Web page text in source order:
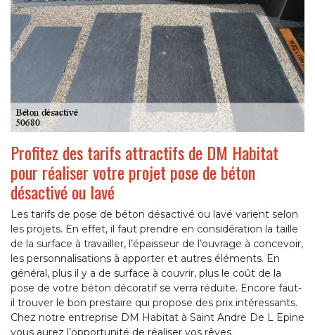
Profitez des tarifs attractifs de DM Habitat
pour réaliser votre projet pose de béton
désactivé ou lavé
Les tarifs de pose de béton désactivé ou lavé varient selon
les projets. En effet, il faut prendre en considération la taille
de la surface à travailler, l’épaisseur de l’ouvrage à concevoir,
les personnalisations à apporter et autres éléments. En
général, plus il y a de surface à couvrir, plus le coût de la
pose de votre béton décoratif se verra réduite. Encore faut-
il trouver le bon prestaire qui propose des prix intéressants.
Chez notre entreprise DM Habitat à Saint Andre De L Epine
vous aurez l’opportunité de réaliser vos rêves